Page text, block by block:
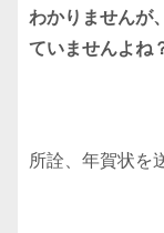
わかりませんが
ていませんよね
所詮、年賀状を